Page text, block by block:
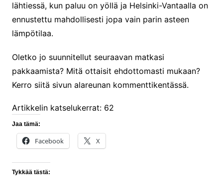
lähtiessä, kun paluu on yöllä ja Helsinki-Vantaalla on
ennustettu mahdollisesti jopa vain parin asteen
lämpötilaa.
Oletko jo suunnitellut seuraavan matkasi
pakkaamista? Mitä ottaisit ehdottomasti mukaan?
Kerro siitä sivun alareunan kommenttikentässä.
Artikkelin katselukerrat: 62
Jaa tämä:
Facebook X
Tykkää tästä: